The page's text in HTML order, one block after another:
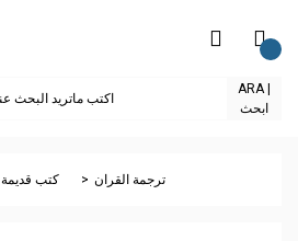
ARA |
ابحث
Eski Kitap | كتب قديمة ترجمة القران